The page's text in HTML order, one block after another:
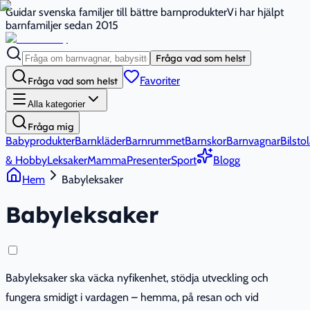
Guidar svenska familjer till bättre barnprodukterVi har hjälpt
barnfamiljer sedan 2015
Fråga vad som helst
Fråga vad som helst Favoriter
Alla kategorier
Fråga mig
BabyprodukterBarnkläderBarnrummetBarnskorBarnvagnar
& HobbyLeksakerMammaPresenterSport
Blogg
Hem
Babyleksaker
Babyleksaker
Babyleksaker ska väcka nyfikenhet, stödja utveckling och
fungera smidigt i vardagen – hemma, på resan och vid